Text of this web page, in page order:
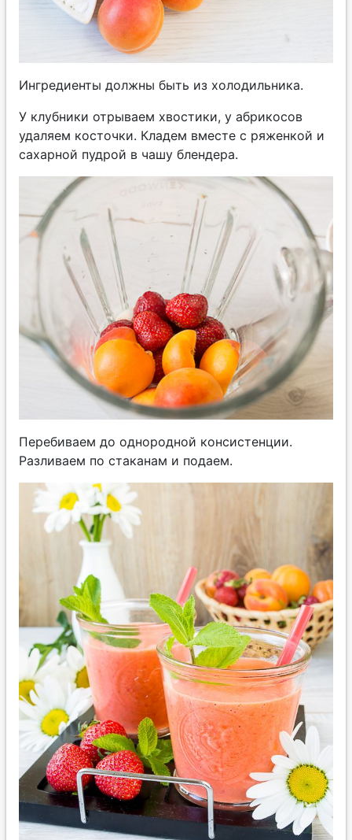
Ингредиенты должны быть из холодильника.
У клубники отрываем хвостики, у абрикосов
удаляем косточки. Кладем вместе с ряженкой и
сахарной пудрой в чашу блендера.
Перебиваем до однородной консистенции.
Разливаем по стаканам и подаем.